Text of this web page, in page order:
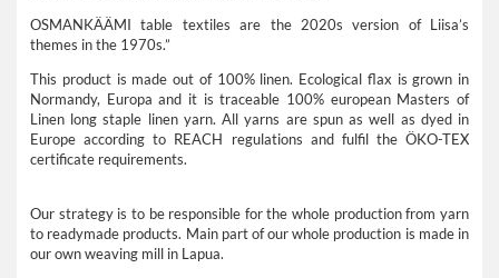
OSMANKÄÄMI table textiles are the 2020s version of Liisa’s
themes in the 1970s.”
This product is made out of 100% linen. Ecological flax is grown in
Normandy, Europa and it is traceable 100% european Masters of
Linen long staple linen yarn. All yarns are spun as well as dyed in
Europe according to REACH regulations and fulfil the ÖKO-TEX
certificate requirements.
Our strategy is to be responsible for the whole production from yarn
to readymade products. Main part of our whole production is made in
our own weaving mill in Lapua.